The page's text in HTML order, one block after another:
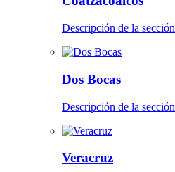
Descripción de la sección
Dos Bocas
Descripción de la sección
Veracruz